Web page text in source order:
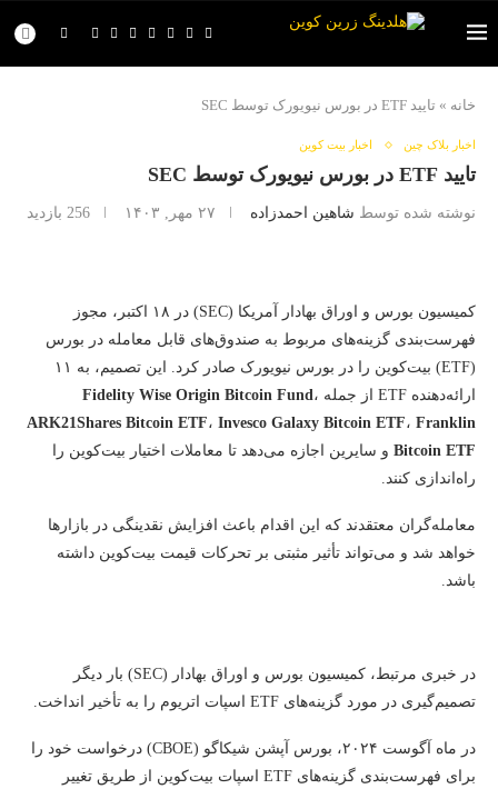
خانه » تایید ETF در بورس نیویورک توسط SEC
اخبار بلاک چین اخبار بیت کوین
تایید ETF در بورس نیویورک توسط SEC
نوشته شده توسط شاهین احمدزاده ۲۷ مهر, ۱۴۰۳ 256 بازدید
کمیسیون بورس و اوراق بهادار آمریکا (SEC) در ۱۸ اکتبر، مجوز
فهرست‌بندی گزینه‌های مربوط به صندوق‌های قابل معامله در بورس
(ETF) بیت‌کوین را در بورس نیویورک صادر کرد. این تصمیم، به ۱۱
ارائه‌دهنده ETF از جمله
Fidelity Wise Origin Bitcoin Fund،
ARK21Shares Bitcoin ETF، Invesco Galaxy Bitcoin ETF، Franklin
Bitcoin ETF و سایرین اجازه می‌دهد تا معاملات اختیار بیت‌کوین را
راه‌اندازی کنند.
معامله‌گران معتقدند که این اقدام باعث افزایش نقدینگی در بازارها
خواهد شد و می‌تواند تأثیر مثبتی بر تحرکات قیمت بیت‌کوین داشته
باشد.
در خبری مرتبط، کمیسیون بورس و اوراق بهادار (SEC) بار دیگر
تصمیم‌گیری در مورد گزینه‌های ETF اسپات اتریوم را به تأخیر انداخت.
در ماه آگوست ۲۰۲۴، بورس آپشن شیکاگو (CBOE) درخواست خود را
برای فهرست‌بندی گزینه‌های ETF اسپات بیت‌کوین از طریق تغییر